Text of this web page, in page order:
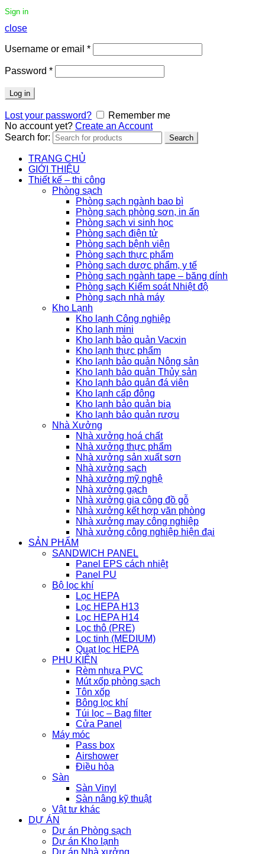
Sign in
close
Username or email *
Password *
Log in
Lost your password?
Remember me
No account yet? Create an Account
Search for:
Search
TRANG CHỦ
GIỚI THIỆU
Thiết kế – thi công
Phòng sạch
Phòng sạch ngành bao bì
Phòng sạch phòng sơn, in ấn
Phòng sạch vi sinh học
Phòng sạch điện tử
Phòng sạch bệnh viện
Phòng sạch thực phẩm
Phòng sạch dược phẩm, y tế
Phòng sạch ngành tape – băng dính
Phòng sạch Kiểm soát Nhiệt độ
Phòng sạch nhà máy
Kho Lạnh
Kho lạnh Công nghiệp
Kho lạnh mini
Kho lạnh bảo quản Vacxin
Kho lạnh thực phẩm
Kho lạnh bảo quản Nông sản
Kho lạnh bảo quản Thủy sản
Kho lạnh bảo quản đá viên
Kho lạnh cấp đông
Kho lạnh bảo quản bia
Kho lạnh bảo quản rượu
Nhà Xưởng
Nhà xưởng hoá chất
Nhà xưởng thực phẩm
Nhà xưởng sản xuất sơn
Nhà xưởng sạch
Nhà xưởng mỹ nghệ
Nhà xưởng gạch
Nhà xưởng gia công đồ gỗ
Nhà xưởng kết hợp văn phòng
Nhà xưởng may công nghiệp
Nhà xưởng công nghiệp hiện đại
SẢN PHẨM
SANDWICH PANEL
Panel EPS cách nhiệt
Panel PU
Bộ lọc khí
Lọc HEPA
Lọc HEPA H13
Lọc HEPA H14
Lọc thô (PRE)
Lọc tinh (MEDIUM)
Quạt lọc HEPA
PHỤ KIỆN
Rèm nhựa PVC
Mút xốp phòng sạch
Tôn xốp
Bông lọc khí
Túi lọc – Bag filter
Cửa Panel
Máy móc
Pass box
Airshower
Điều hòa
Sàn
Sàn Vinyl
Sàn nâng kỹ thuật
Vật tư khác
DỰ ÁN
Dự án Phòng sạch
Dự án Kho lạnh
Dự án Nhà xưởng